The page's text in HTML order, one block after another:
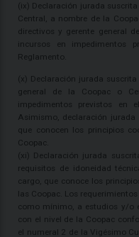
(ix) Declaración jurada suscrita
Central, a nombre de la
directivos y gerente general
incursos en impedimentos
Reglamento.
(x) Declaración jurada
general de la Coopac o
impedimentos previstos en
Asimismo, declaración
que conocen los principios
Coopac.
(xi) Declaración jurada
requisitos de idoneidad
cargo, que conoce los
las Coopac. Los
como mínimo, a estudios y/o
con el nivel de la Coopac
el numeral 2 de la Vigésimo